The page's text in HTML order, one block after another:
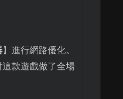
】進行網路優化。
款遊戲做了全場